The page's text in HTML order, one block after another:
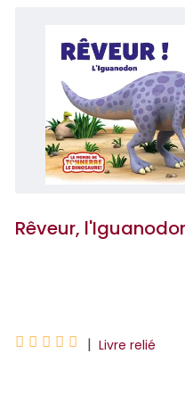
Rêveur,
     | Livre relié